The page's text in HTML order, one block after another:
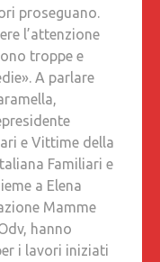
proseguano.
l’attenzione
troppe e
A parlare
e Vittime della
Familiari e
a Elena
Mamme
hanno
i lavori iniziati